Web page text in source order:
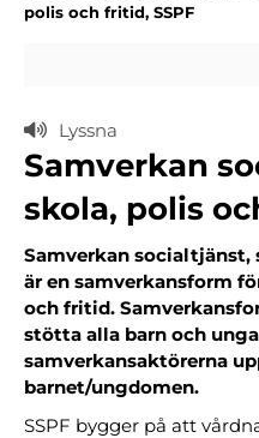
polis och fritid, SSPF
Lyssna
Samverkan
skola, polis
Samverkan socialtjänst,
är en samverkansform
och fritid.
stötta alla barn och
samverkansaktörerna
barnet/ungdomen.
SSPF bygger på att